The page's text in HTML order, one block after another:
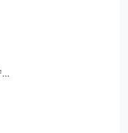
拼多多淘宝京东唯品会苏宁高返利